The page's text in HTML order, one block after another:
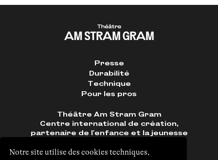
Notre site utilise des cookies techniques,
Presse
Durabilité
Technique
Pour les pros
Théâtre Am Stram Gram
Centre international de création,
partenaire de l'enfance et la jeunesse
1207 Genève